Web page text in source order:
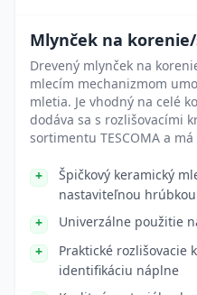
Mlynček na korenie/
Drevený mlynček na
mlecím mechanizmom
mletia. Je vhodný na celé
dodáva sa s rozlišovacími
sortimentu TESCOMA a
Špičkový keramický
nastaviteľnou
Univerzálne použitie
Praktické rozlišovacie
identifikáciu náplne